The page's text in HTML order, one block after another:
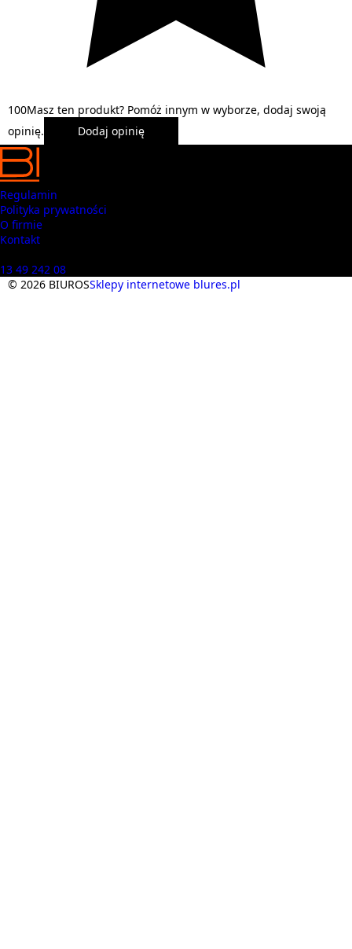
100Masz ten produkt? Pomóż innym w wyborze, dodaj swoją
opinię.
Dodaj opinię
Regulamin
Polityka prywatności
O firmie
Kontakt
13 49 242 08
© 2026 BIUROSSklepy internetowe blures.pl